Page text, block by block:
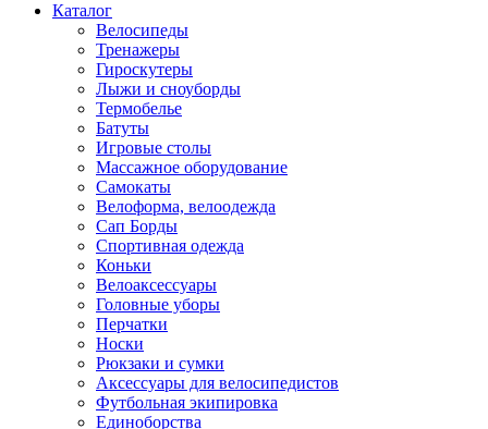
Каталог
Велосипеды
Тренажеры
Гироскутеры
Лыжи и сноуборды
Термобелье
Батуты
Игровые столы
Массажное оборудование
Самокаты
Велоформа, велоодежда
Сап Борды
Спортивная одежда
Коньки
Велоаксессуары
Головные уборы
Перчатки
Носки
Рюкзаки и сумки
Аксессуары для велосипедистов
Футбольная экипировка
Единоборства